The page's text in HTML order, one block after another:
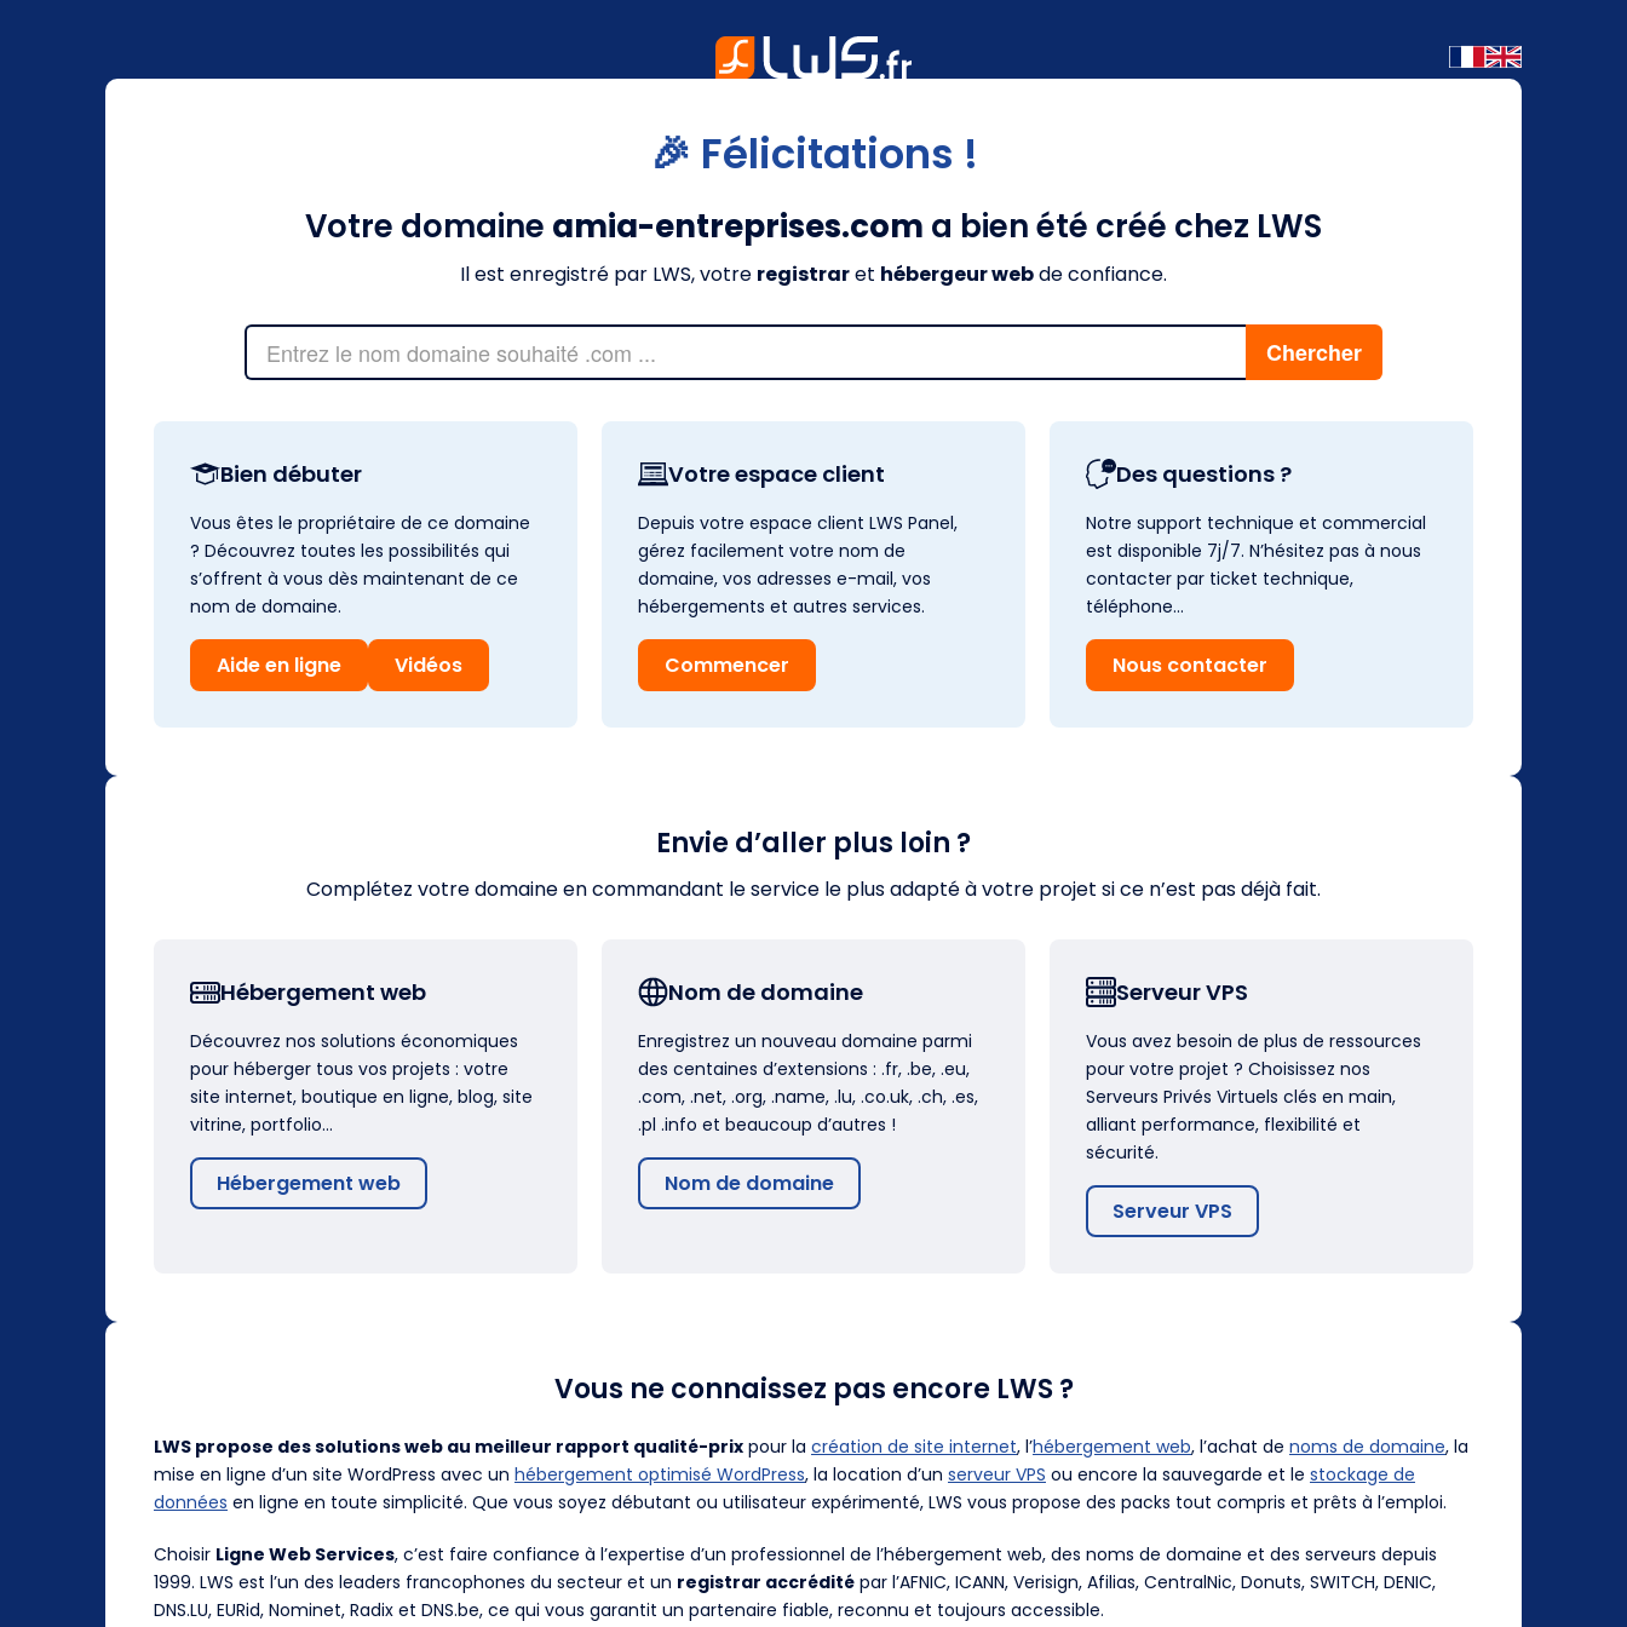
🎉 Félicitations !
Votre domaine amia-entreprises.com a bien été créé chez LWS
Il est enregistré par LWS, votre registraret hébergeur webde confiance.
Bien débuter
Vous êtes le propriétaire de ce domaine
? Découvrez toutes les possibilités qui
s’offrent à vous dès maintenant de ce
nom de domaine.
Aide en ligne Vidéos
Votre espace client
Depuis votre espace client LWS Panel,
gérez facilement votre nom de
domaine, vos adresses e-mail, vos
hébergements et autres services.
Commencer
Des questions ?
Notre support technique et commercial
est disponible 7j/7. N’hésitez pas à nous
contacter par ticket technique,
téléphone…
Nous contacter
Envie d’aller plus loin ?
Complétez votre domaine en commandant le service le plus adapté à votre projet si ce n’est pas déjà fait.
Hébergement web
Découvrez nos solutions économiques
pour héberger tous vos projets : votre
site internet, boutique en ligne, blog, site
vitrine, portfolio…
Hébergement web
Nom de domaine
Enregistrez un nouveau domaine parmi
des centaines d’extensions : .fr, .be, .eu,
.com, .net, .org, .name, .lu, .co.uk, .ch, .es,
.pl .info et beaucoup d’autres !
Nom de domaine
Serveur VPS
Vous avez besoin de plus de ressources
pour votre projet ? Choisissez nos
Serveurs Privés Virtuels clés en main,
alliant performance, flexibilité et
sécurité.
Serveur VPS
Vous ne connaissez pas encore LWS ?
LWS propose des solutions web au meilleur rapport qualité-prix pour la création de site internet, l’hébergement web, l’achat de noms de domaine, la
mise en ligne d’un site WordPress avec un hébergement optimisé WordPress, la location d’un serveur VPS ou encore la sauvegarde et le stockage de
données en ligne en toute simplicité. Que vous soyez débutant ou utilisateur expérimenté, LWS vous propose des packs tout compris et prêts à l’emploi.
Choisir Ligne Web Services, c’est faire confiance à l’expertise d’un professionnel de l’hébergement web, des noms de domaine et des serveurs depuis
1999. LWS est l’un des leaders francophones du secteur et un registrar accrédité par l’AFNIC, ICANN, Verisign, Afilias, CentralNic, Donuts, SWITCH, DENIC,
DNS.LU, EURid, Nominet, Radix et DNS.be, ce qui vous garantit un partenaire fiable, reconnu et toujours accessible.